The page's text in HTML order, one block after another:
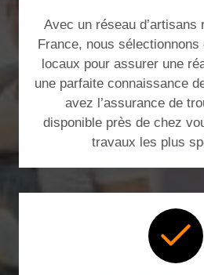
Avec un réseau d’artisans
France, nous
locaux pour assurer une
une parfaite connaissance
avez l’assurance de
disponible près de chez
travaux les plus